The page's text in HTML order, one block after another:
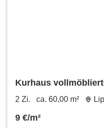
Kurhaus
Kurort in Bad
2 Zi. ca. 60,00 m²
9 €/m²